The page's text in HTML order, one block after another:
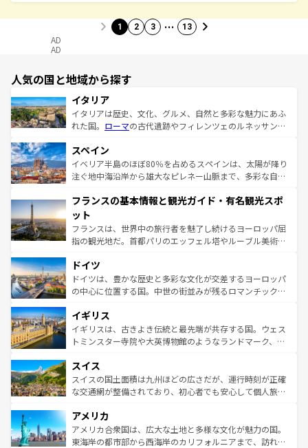
1 2 3 … 13
AD
AD
人気の国と地域から探す
イタリア
イタリアは歴史、文化、グルメ、自然と多彩な魅力にあふ
れた国。 ローマの古代遺跡やフィレンツェのルネッサンス
ろん、トスカーナの美しい田園風景やアマルフィ海岸の絶
景など、自然景観も見逃せない。観光の合間には、本場の
ピザやパスタなど、絶品のイタリア料理を堪能することも
ませてくれるイタリアで、忘れられない旅をしてみよう！
なお、新着のイタリア情報は
しい。
スペイン
イベリア半島のほぼ80％を占めるスペインは、太陽が降り
注ぐ地中海沿岸から雄大なピレネー山脈まで、多彩な自然
文化が根付くこの国では、情熱的なフラメンコ、熱気あふ
れる闘牛、そして美味しいタパスが生活の一部となってい
る。首都マドリードの洗練された雰囲気や、バルセロナの
アートに溢れた街角から、地方では古代ローマ遺跡や中世
せる。地方によって風土や気候が異なるスペインはその個
性で訪れる人を魅了する。 なお、新着のスペイン情報は コ
ンテンツ一覧を参照してほしい。
フランスの基本情報と観光ガイド・有名観光スポ
ット
フランスは、世界中の旅行者を魅了し続けるヨーロッパ屈
指の観光地だ。首都パリのエッフェル塔やルーブル美術館
で、幅広い魅力が詰まっている。華麗な宮殿、歴史的な大
聖堂、美しいビーチ、そして豊かな自然が、訪れる者を心
から魅了する。また、フランスは美食の国としても知ら
いる。シャンパンの発祥地であるランス、プロヴァンスの
香り高いラベンダー畑など、多彩な楽しみ方が可能だ。さ
らに、パリ以外の地域にも魅力が溢れており、どの街角に
れる地方に足を運ぶとそれぞれで全く異なる文化を体験で
きるだろう。 なお、新着のフランス情報はコンテンツ一覧
を参照してほしい。
ドイツ
ドイツは、豊かな歴史と多彩な文化が交差するヨーロッパ
の中心に位置する国。中世の街並みが残るロマンチック街
顔を持つこの国は、どこを歩いても飽きることがない。ベ
ルリンの文化的活気、バイエルン州のアルプスの絶景、そ
してライン川沿いのワイン畑といった風景は必見。ビール
は、お酒好きな人にはぜひ体験してほしい。 なお、新着の
ドイツ情報はコンテンツ一覧を参照してほしい。
イギリス
イギリスは、古きよき伝統と最先端が共存する国。ウェス
トミンスター寺院や大英博物館のようなランドマーク、歴
リアごとに異なる魅力がある。また、優雅なアフタヌーン
ティー、ビール好きにはたまらない英国パブ、サッカー観
戦など、本場だからこそできる体験も豊富。イギリスを旅
ンツ一覧を参照してほしい。
スイス
スイスの国土面積は九州ほどの広さだが、運行時刻が正確
な交通網が整備されており、初心者でも安心して個人旅行
の建物がそのまま残る町や、スイスならではのユニークな
博物館もあり、アルプス観光だけでなく町歩きも満喫する
ことができる。国民の所得が高いため物価も高いが、旅行
アメリカ
アメリカ合衆国は、広大な土地と多様な文化が魅力の国。
東海岸の都市部から西海岸のカリフォルニアまで、訪れる